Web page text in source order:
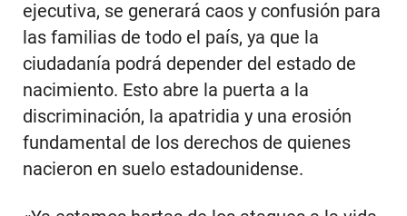
ejecutiva, se generará caos y confusión para
las familias de todo el país, ya que la
ciudadanía podrá depender del estado de
nacimiento. Esto abre la puerta a la
discriminación, la apatridia y una erosión
fundamental de los derechos de quienes
nacieron en suelo estadounidense.